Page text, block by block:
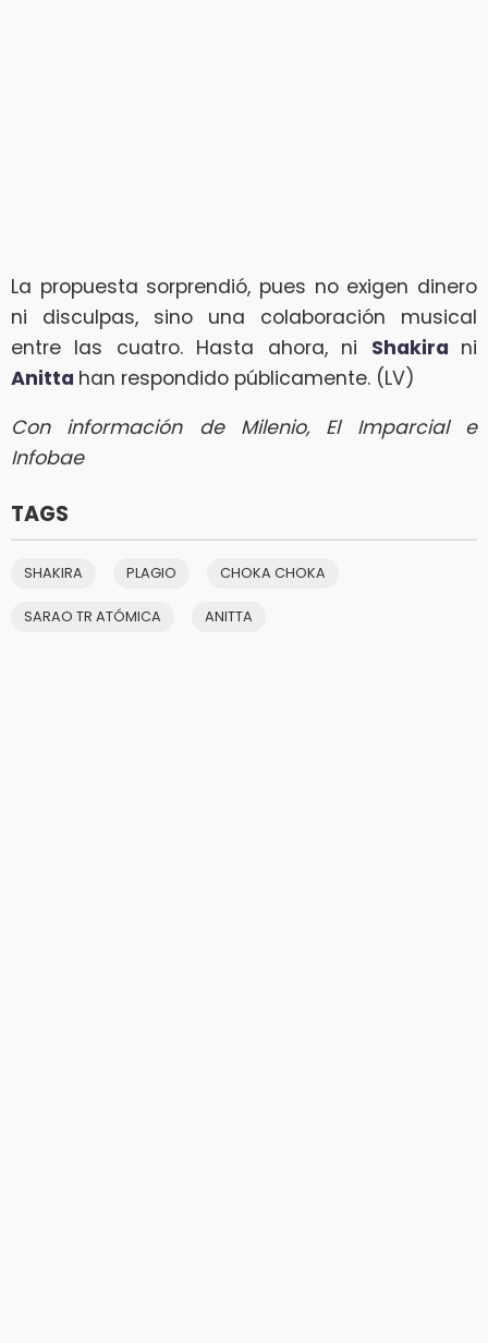
La propuesta sorprendió, pues no exigen dinero
ni disculpas, sino una colaboración musical
entre las cuatro. Hasta ahora, ni Shakira ni
Anitta han respondido públicamente. (LV)
Con información de Milenio, El Imparcial e
Infobae
TAGS
SHAKIRA PLAGIO CHOKA CHOKA
SARAO TR ATÓMICA ANITTA